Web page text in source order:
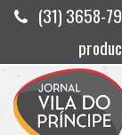
(31) 3658-